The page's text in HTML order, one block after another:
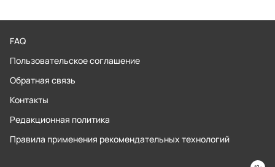
FAQ
Пользовательское соглашение
Обратная связь
Контакты
Редакционная политика
Правила применения рекомендательных технологий